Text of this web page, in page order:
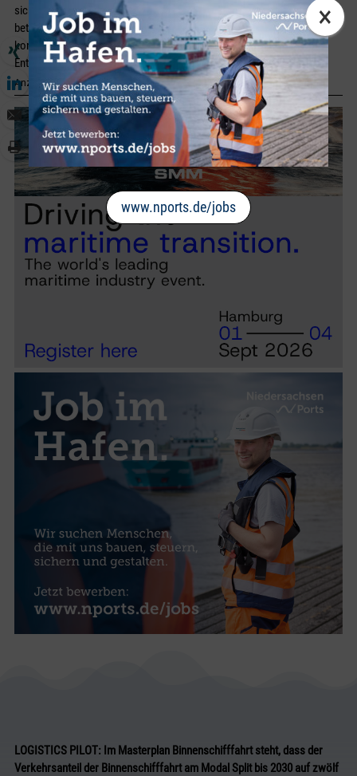
×
www.nports.de/jobs
sich um infrastrukturelle Themen, die nicht nur die Binnenschifffahrt
betreffen, sondern ebenso die Straße und Schiene. Durch
kontinuierliche Anpassung und gezielte Investitionen wird auf diese
Entwicklungen reagiert.
Anzeige
LOGISTICS PILOT: Im Masterplan Binnenschifffahrt steht, dass der
Verkehrsanteil der Binnenschifffahrt am Modal Split bis 2030 auf zwölf